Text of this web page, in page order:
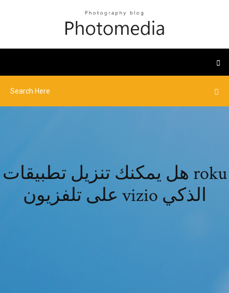
هل يمكنك تنزيل تطبيقات roku
على تلفزيون vizio الذكي